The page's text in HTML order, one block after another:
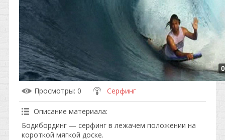
Просмотры: 0 Серфинг
Описание материала:
Бодибординг — серфинг в лежачем положении на
короткой мягкой доске.